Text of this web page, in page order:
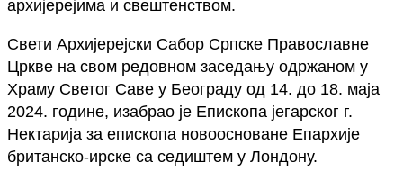
архијерејима и свештенством.
Свети Архијерејски Сабор Српске Православне
Цркве на свом редовном заседању одржаном у
Храму Светог Саве у Београду од 14. до 18. маја
2024. године, изабрао је Епископа јегарског г.
Нектарија за епископа новоосноване Епархије
британско-ирске са седиштем у Лондону.